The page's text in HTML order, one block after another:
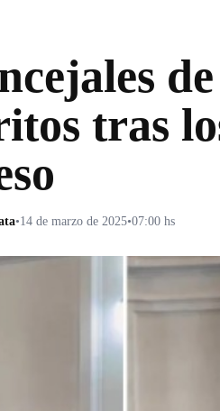
tras
•14 de marzo de 2025•07:00 hs